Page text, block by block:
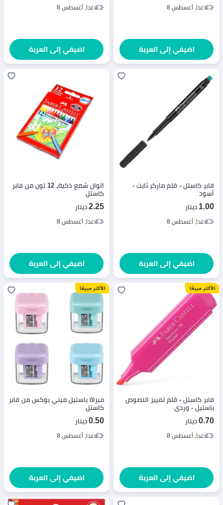
غدا, أغسطس 8
اضيفي إلى العربة
غدا, أغسطس 8
اضيفي إلى العربة
فابر كاستل - قلم ماركر ثابت -
أسود
1.00 دينار
غدا, أغسطس 8
اضيفي إلى العربة
الوان شمع ذكية, 12 لون من فابر
كاستل
2.25 دينار
غدا, أغسطس 8
اضيفي إلى العربة
فابر كاستل - قلم تمييز النصوص
باستيل - وردي
0.70 دينار
غدا, أغسطس 8
اضيفي إلى العربة
مبراة باستيل ميني بوكس من فابر
كاستل
0.50 دينار
غدا, أغسطس 8
اضيفي إلى العربة